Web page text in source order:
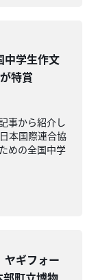
中学生作文
特賞
事から紹介し
本国際連合協
めの全国中学
ヤギフォー